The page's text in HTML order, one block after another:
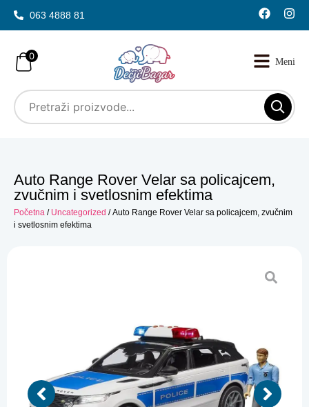
063 4888 81
0
Auto Range Rover Velar sa policajcem,
zvučnim i svetlosnim efektima
Početna / Uncategorized / Auto Range Rover Velar sa policajcem, zvučnim
i svetlosnim efektima